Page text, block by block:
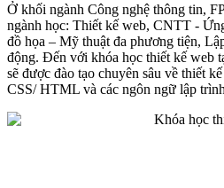
Ở khối ngành Công nghệ thông tin,
ngành học: Thiết kế web, CNTT -
đồ họa – Mỹ thuật đa phương tiện,
động. Đến với khóa học thiết kế web
sẽ được đào tạo chuyên sâu về thiết
CSS/ HTML và các ngôn ngữ lập